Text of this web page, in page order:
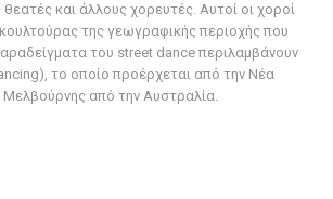
θεατές και άλλους χορευτές. Αυτοί οι χοροί
κουλτούρας της γεωγραφικής περιοχής που
του street dance περιλαμβάνουν
το οποίο προέρχεται από την Νέα
Μελβούρνης από την Αυστραλία.